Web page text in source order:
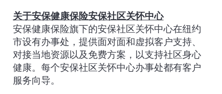
关于安保健康保险安保社区关怀中心
安保健康保险旗下的安保社区关怀中心在纽约
市设有办事处，提供面对面和虚拟客户支持、
对接当地资源以及免费方案，以支持社区身心
健康。每个安保社区关怀中心办事处都有客户
服务向导。